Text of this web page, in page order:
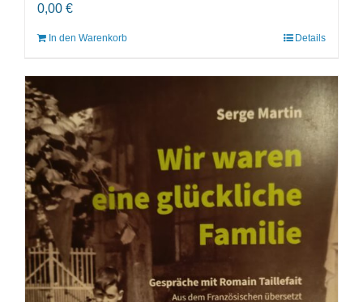
0,00 €
In den Warenkorb Details